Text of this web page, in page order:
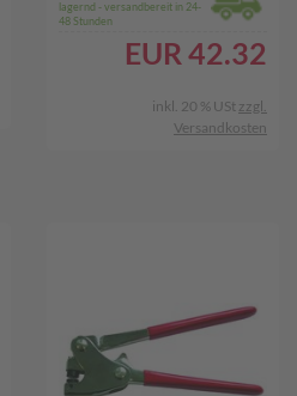
lagernd - versandbereit in 24-
48 Stunden
EUR 42.32
inkl. 20 % USt zzgl.
Versandkosten